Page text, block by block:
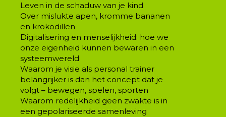
Leven in de schaduw van je kind
Over mislukte apen, kromme bananen
en krokodillen
Digitalisering en menselijkheid: hoe we
onze eigenheid kunnen bewaren in een
systeemwereld
Waarom je visie als personal trainer
belangrijker is dan het concept dat je
volgt – bewegen, spelen, sporten
Waarom redelijkheid geen zwakte is in
een gepolariseerde samenleving